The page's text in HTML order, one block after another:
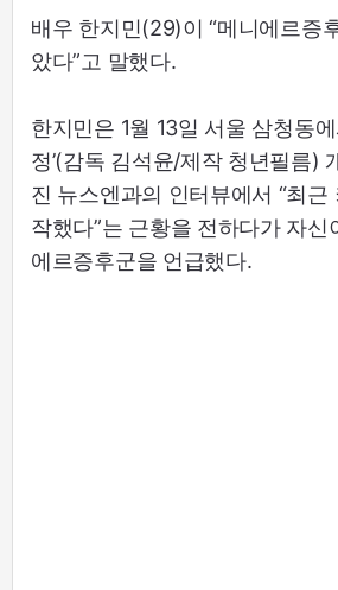
배우 한지민(29)이 “메니에르증
았다”고 말했다.
한지민은 1월 13일 서울 삼청동
정’(감독 김석윤/제작 청년필름)
진 뉴스엔과의 인터뷰에서 “최근
작했다”는 근황을 전하다가 자신
에르증후군을 언급했다.